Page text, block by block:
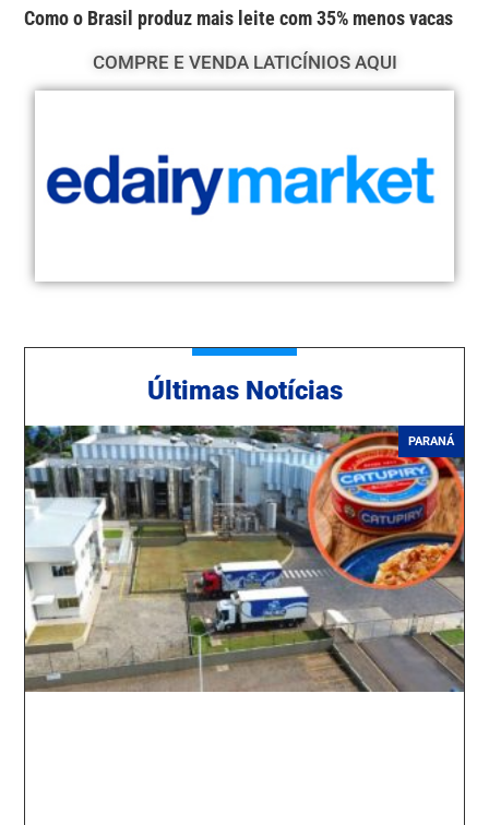
Como o Brasil produz mais leite com 35% menos vacas
COMPRE E VENDA LATICÍNIOS AQUI
Últimas Notícias
PARANÁ